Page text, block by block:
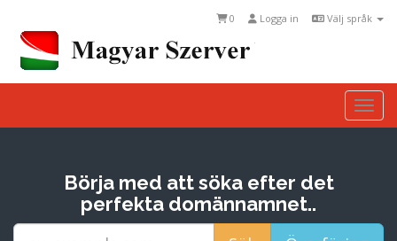
Välj språk
Logga in
0
Börja med att söka efter det
perfekta domännamnet..